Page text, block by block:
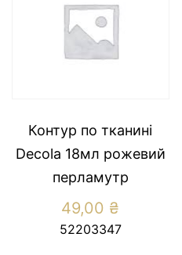
Контур по тканині
Decola 18мл рожевий
перламутр
49,00 ₴
52203347